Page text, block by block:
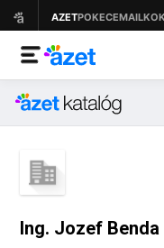
Ing. Jozef Benda